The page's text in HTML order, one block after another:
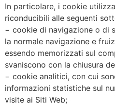
In particolare, i cookie
riconducibili alle seguenti
− cookie di navigazione o di
la normale navigazione e
essendo memorizzati sul
svaniscono con la chiusura
− cookie analitici, con cui
informazioni statistiche sul
visite ai Siti Web;